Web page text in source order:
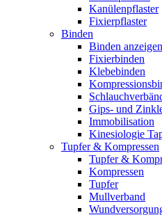
Kanülenpflaster
Fixierpflaster
Binden
Binden anzeigen
Fixierbinden
Klebebinden
Gips- und
Immobilisation
Kinesiologie
Tupfer & Kompressen
Tupfer &
Kompressen
Tupfer
Mullverband